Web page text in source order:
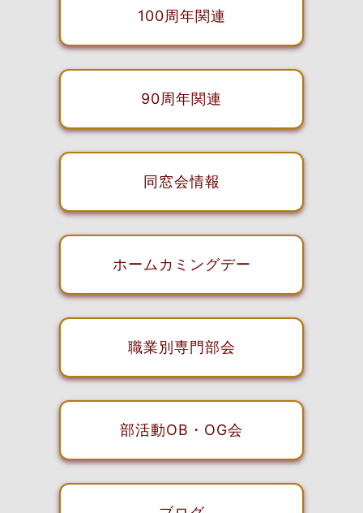
100周年関連
90周年関連
同窓会情報
ホームカミングデー
職業別専門部会
部活動OB・OG会